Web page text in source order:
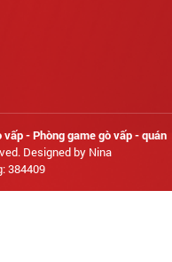
- Phòng game gò vấp - quán
Designed by Nina
384409